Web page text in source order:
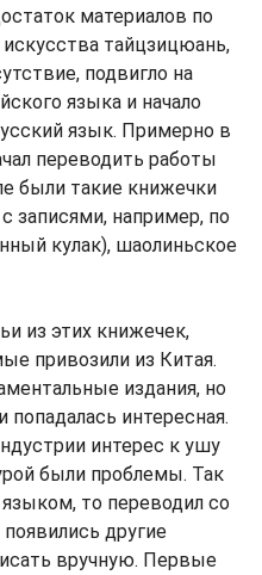
материалов по
тайцзицюань,
подвигло на
языка и начало
язык. Примерно в
переводить работы
были такие книжечки
записями, например, по
кулак), шаолиньское
из этих книжечек,
привозили из Китая.
издания, но
интересная.
интерес к ушу
были проблемы. Так
то переводил со
другие
вручную. Первые